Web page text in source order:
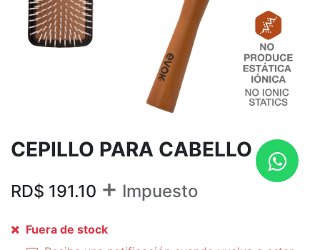
CEPILLO PARA CABELLO
RD$ 191.10 + Impuesto
Fuera de stock